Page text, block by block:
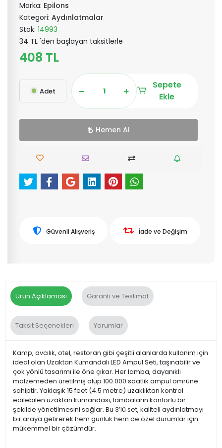
Marka: Epilons
Kategori: Aydınlatmalar
Stok: 14993
34 TL 'den başlayan taksitlerle
408 TL
Adet
Sepete
Ekle
Hemen Al
Güvenli Alışveriş İade ve Değişim
Ürün Açıklaması Garanti ve Teslimat
Taksit Seçenekleri Yorumlar
Kamp, avcılık, otel, restoran gibi çeşitli alanlarda kullanım için
ideal olan Uzaktan Kumandalı LED Ampul Seti, taşınabilir ve
çok yönlü tasarımı ile öne çıkar. Her lamba, dayanıklı
malzemeden üretilmiş olup 100.000 saatlik ampul ömrüne
sahiptir. Yaklaşık 15 feet (4.5 metre) uzaklıktan kontrol
edilebilen uzaktan kumandası, lambaların konforlu bir
şekilde yönetilmesini sağlar. Bu 3’lü set, kaliteli aydınlatmayı
bir araya getirerek hem günlük hem de özel durumlar için
mükemmel bir çözümdür.